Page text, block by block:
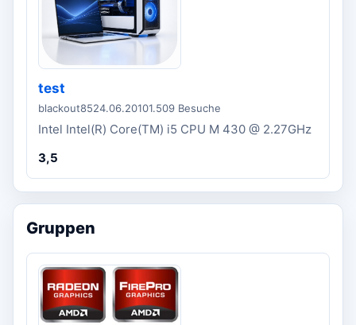
test
blackout8524.06.20101.509 Besuche
Intel Intel(R) Core(TM) i5 CPU M 430 @ 2.27GHz
3,5
Gruppen